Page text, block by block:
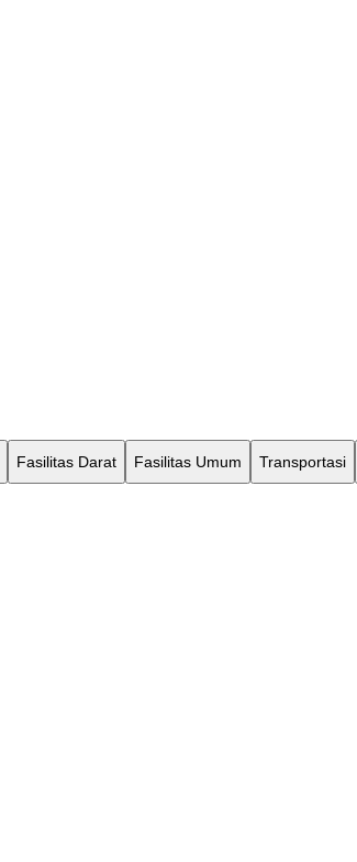
Fasilitas Darat Fasilitas Umum Transportasi